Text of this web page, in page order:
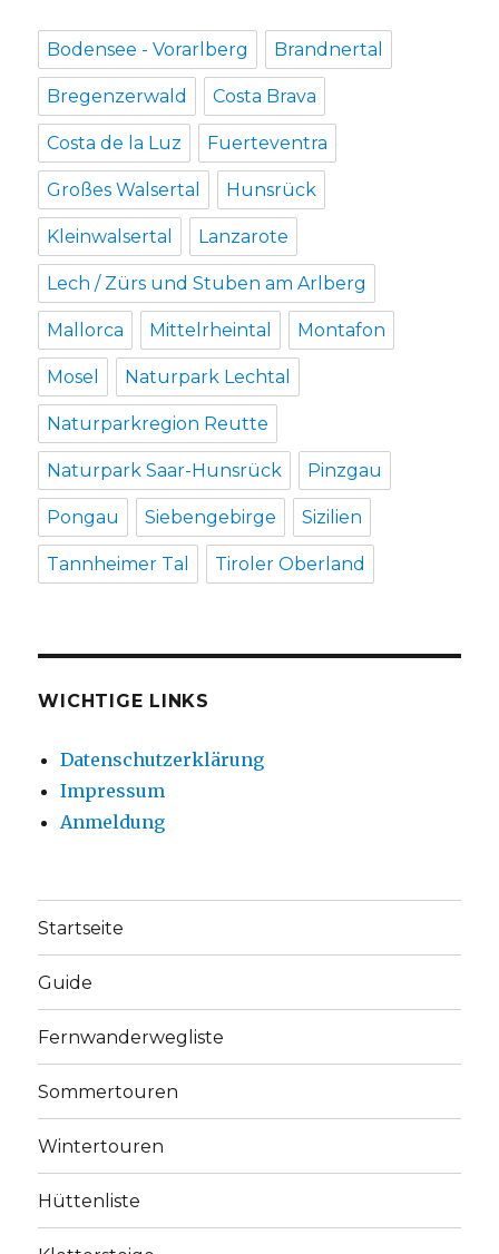
Bodensee - Vorarlberg Brandnertal
Bregenzerwald Costa Brava
Costa de la Luz Fuerteventra
Großes Walsertal Hunsrück
Kleinwalsertal Lanzarote
Lech / Zürs und Stuben am Arlberg
Mallorca Mittelrheintal Montafon
Mosel Naturpark Lechtal
Naturparkregion Reutte
Naturpark Saar-Hunsrück Pinzgau
Pongau Siebengebirge Sizilien
Tannheimer Tal Tiroler Oberland
WICHTIGE LINKS
Datenschutzerklärung
Impressum
Anmeldung
Startseite
Guide
Fernwanderwegliste
Sommertouren
Wintertouren
Hüttenliste